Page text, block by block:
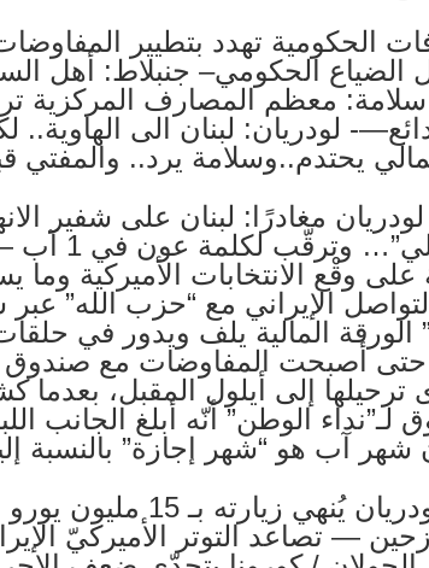
الحكومية تهدد بتطيير
الضياع الحكومي– جنبلاط: أهل
معظم المصارف المركزية
لودريان: لبنان الى الهاوية..
يحتدم..وسلامة يرد.. والمفتي
لودريان مغادرًا: لبنان على شفير
لبلورة
وقْع الانتخابات الأميركية وما
الإيراني مع “حزب الله”
المالية يلف ويدور في
حتى أصبحت المفاوضات مع صندوق
ترحيلها إلى أيلول المقبل،
الوطن” أنّه أبلغ الجانب
شهر آب هو “شهر إجازة” بالنسبة
:لودريان يُنهي
— تصاعد التوتر الأميركيّ